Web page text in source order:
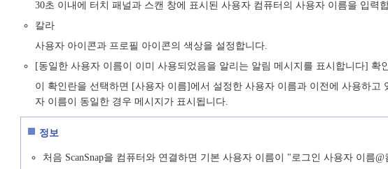
30초 이내에 터치 패널과 스캔 창에 표시된 사용자 컴퓨터의 사용자 이름을 입력
칼라
사용자 아이콘과 프로필 아이콘의 색상을 설정합니다.
[동일한 사용자 이름이 이미 사용되었음을 알리는 알림 메시지를 표시합니다] 확
이 확인란을 선택하면 [사용자 이름]에서 설정한 사용자 이름과 이전에 사용하고
자 이름이 동일한 경우 메시지가 표시됩니다.
정보
처음 ScanSnap을 컴퓨터와 연결하면 기본 사용자 이름이 "로그인 사용자 이름